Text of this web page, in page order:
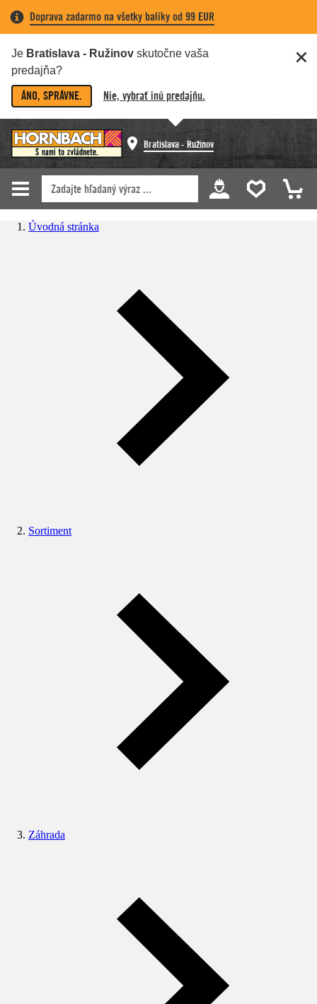
Doprava zadarmo na všetky balíky od 99 EUR
Je Bratislava - Ružinov skutočne vaša
predajňa?
ÁNO, SPRÁVNE. Nie, vybrať inú predajňu.
Bratislava - Ružinov
Úvodná stránka
Sortiment
Záhrada